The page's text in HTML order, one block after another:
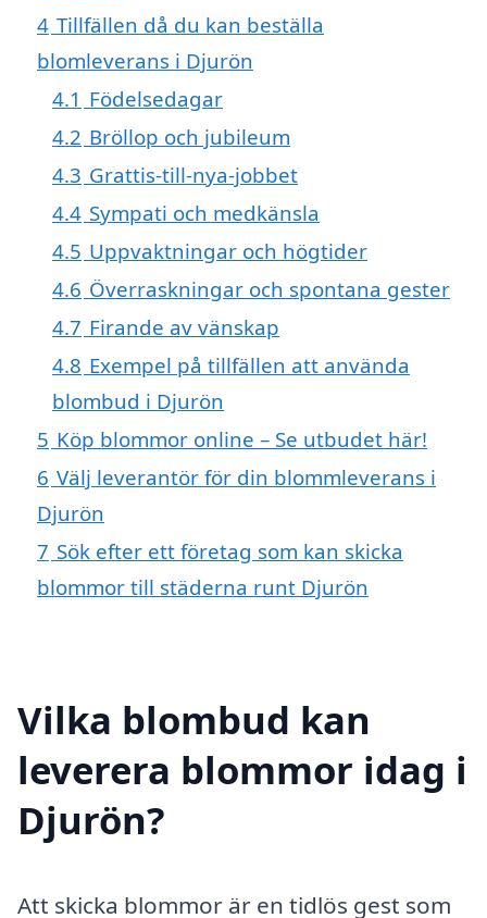
4 Tillfällen då du kan beställa
blomleverans i Djurön
4.1 Födelsedagar
4.2 Bröllop och jubileum
4.3 Grattis-till-nya-jobbet
4.4 Sympati och medkänsla
4.5 Uppvaktningar och högtider
4.6 Överraskningar och spontana gester
4.7 Firande av vänskap
4.8 Exempel på tillfällen att använda
blombud i Djurön
5 Köp blommor online – Se utbudet här!
6 Välj leverantör för din blommleverans i
Djurön
7 Sök efter ett företag som kan skicka
blommor till städerna runt Djurön
Vilka blombud kan
leverera blommor idag i
Djurön?
Att skicka blommor är en tidlös gest som